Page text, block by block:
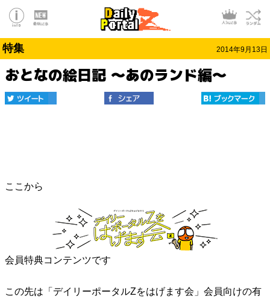
特集 2014年9月13日
おとなの絵日記 ～あのランド編～
ここから
会員特典コンテンツです
この先は「デイリーポータルZをはげます会」会員向けの有